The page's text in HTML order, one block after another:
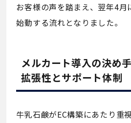
お客様の声を踏まえ、翌年4月
始動する流れとなりました。
メルカート導入の決め
拡張性とサポート体制
牛乳石鹸がEC構築にあたり重